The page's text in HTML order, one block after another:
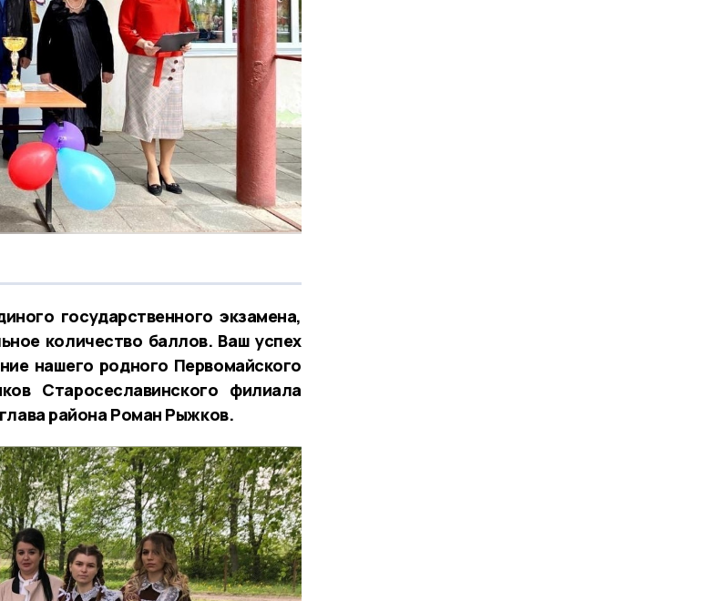
государственного экзамена,
количество баллов. Ваш успех
нашего родного Первомайского
Старосеславинского филиала
района Роман Рыжков.